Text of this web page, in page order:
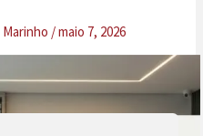
Marinho /maio 7, 2026